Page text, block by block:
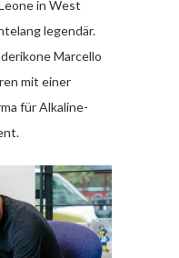
in West
legendär.
Marcello
mit einer
für Alkaline-